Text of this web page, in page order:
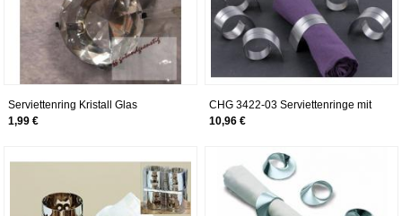
Serviettenring Kristall Glas
1,99 €
CHG 3422-03 Serviettenringe mit
Schlitz, 6er-Set aus rostfreiem
10,96 €